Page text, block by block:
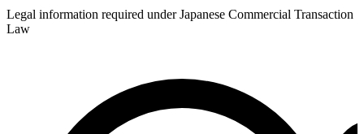
Legal information required under Japanese Commercial Transaction
Law